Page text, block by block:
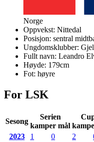
Norge
Oppvekst: Nittedal
Posisjon: sentral
Ungdomsklubber:
Fullt navn: Leandro
Høyde: 179cm
Fot: høyre
For LSK
Sesong
Serien
kamper mål
2023
1 0 2